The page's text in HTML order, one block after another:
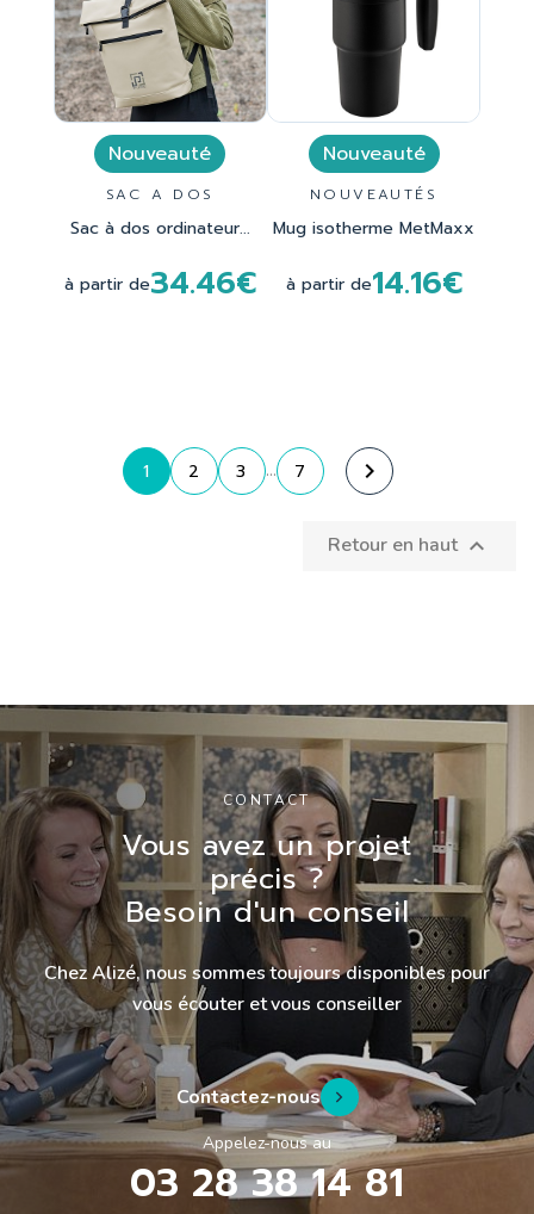
Nouveauté
SAC A DOS
Sac à dos ordinateur...
à partir de34.46€
Nouveauté
NOUVEAUTÉS
Mug isotherme MetMaxx
à partir de14.16€
1 2 3 … 7 
Retour en haut 
CONTACT
Vous avez un projet
précis ?
Besoin d'un conseil
Chez Alizé, nous sommes toujours disponibles pour
vous écouter et vous conseiller
Contactez-nous
Appelez-nous au
03 28 38 14 81